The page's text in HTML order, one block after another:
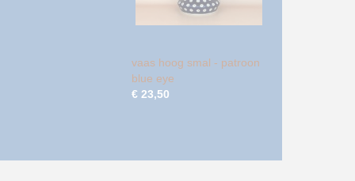
vaas hoog smal - patroon
blue eye
€ 23,50